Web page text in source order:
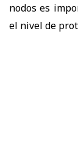
nodos es
el nivel de